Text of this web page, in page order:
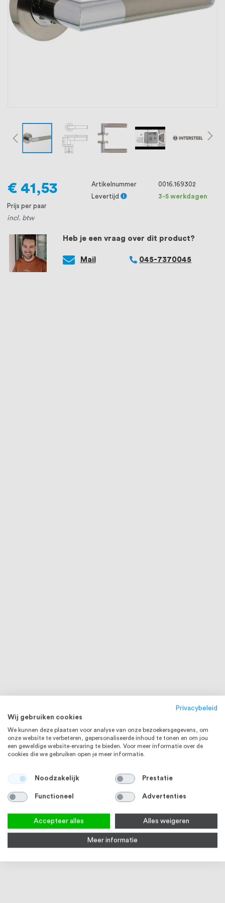
ons voorop, want we geloven dat een
goede relatie met onze klanten het
Heb je een vraag over dit product?
Mail 045-7370045
€ 41,53
Prijs per paar
incl. btw
Artikelnummer
0016.169302
Levertijd
3-5 werkdagen
RVS, ZWART EN WIT RVS EN ZWART
Privacybeleid
Wij gebruiken cookies
We kunnen deze plaatsen voor analyse van onze bezoekersgegevens, om
onze website te verbeteren, gepersonaliseerde inhoud te tonen en om jou
een geweldige website-ervaring te bieden. Voor meer informatie over de
cookies die we gebruiken open je meer informatie.
Noodzakelijk Prestatie
Functioneel Advertenties
Accepteer alles Alles weigeren
Meer informatie